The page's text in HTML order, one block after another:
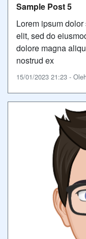
Sample Post 5
Lorem ipsum
elit, sed do
dolore magna
nostrud ex
15/01/2023 21:23 -